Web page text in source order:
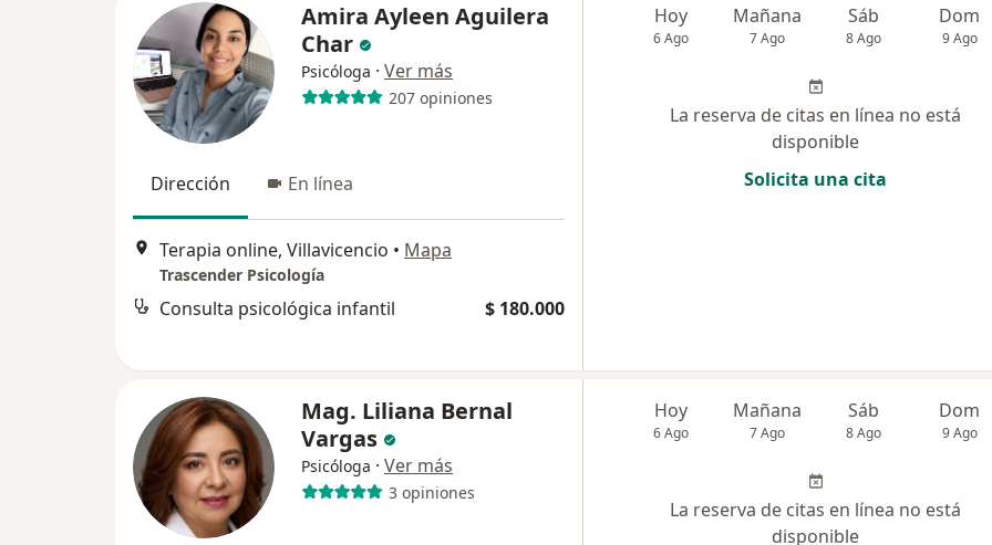
Amira Ayleen Aguilera
Char
Psicóloga · Ver más
207 opiniones
Dirección En línea
Terapia online, Villavicencio • Mapa
Trascender Psicología
Consulta psicológica infantil $ 180.000
Hoy
6 Ago
Mañana
7 Ago
Sáb
8 Ago
Dom
9 Ago
La reserva de citas en línea no está
disponible
Solicita una cita
Mag. Liliana Bernal
Vargas
Psicóloga · Ver más
3 opiniones
Hoy
6 Ago
Mañana
7 Ago
Sáb
8 Ago
Dom
9 Ago
La reserva de citas en línea no está
disponible